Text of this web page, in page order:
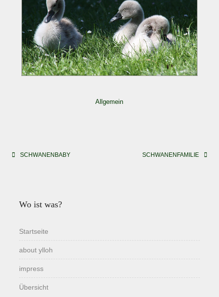
Allgemein
Beitragsnavigation
SCHWANENBABY SCHWANENFAMILIE
Wo ist was?
Startseite
about ylloh
impress
Übersicht